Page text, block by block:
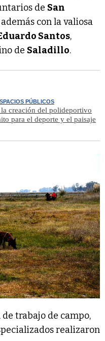
de San
con la valiosa
Santos,
de Saladillo.
PÚBLICOS
creación del polideportivo
para el deporte y el paisaje
de trabajo de campo,
realizaron